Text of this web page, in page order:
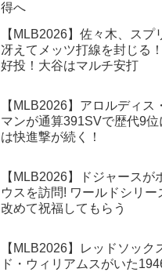
得へ
【MLB2026】佐々木、スプ
冴えてメッツ打線を封じる
好投！大谷はマルチ安打
【MLB2026】アロルディス
マンが通算391SVで歴代9位
は快進撃が続く！
【MLB2026】ドジャースが
ウスを訪問! ワールドシリー
改めて祝福してもらう
【MLB2026】レッドソック
ド・ウィリアムスがいた